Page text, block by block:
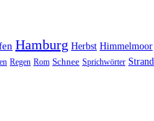
Hamburg Herbst Himmelmoor
Regen Rom Schnee Sprichwörter Strand